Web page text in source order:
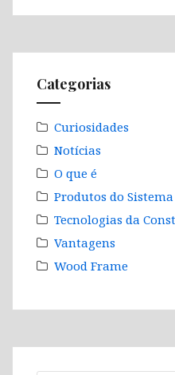
Categorias
Curiosidades
Notícias
O que é
Produtos do Sistema
Tecnologias da
Vantagens
Wood Frame